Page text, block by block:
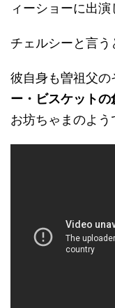
ィーショーに出演
チェルシーと言う
彼自身も曽祖父
ー・ビスケットの
お坊ちゃまのよう